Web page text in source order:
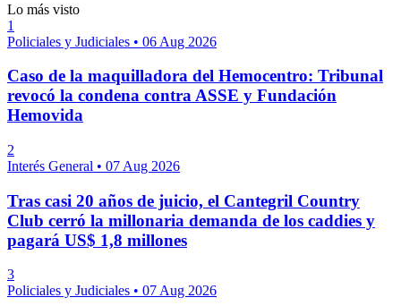
Lo más visto
1
Policiales y Judiciales • 06 Aug 2026
Caso de la maquilladora del Hemocentro: Tribunal
revocó la condena contra ASSE y Fundación
Hemovida
2
Interés General • 07 Aug 2026
Tras casi 20 años de juicio, el Cantegril Country
Club cerró la millonaria demanda de los caddies y
pagará US$ 1,8 millones
3
Policiales y Judiciales • 07 Aug 2026